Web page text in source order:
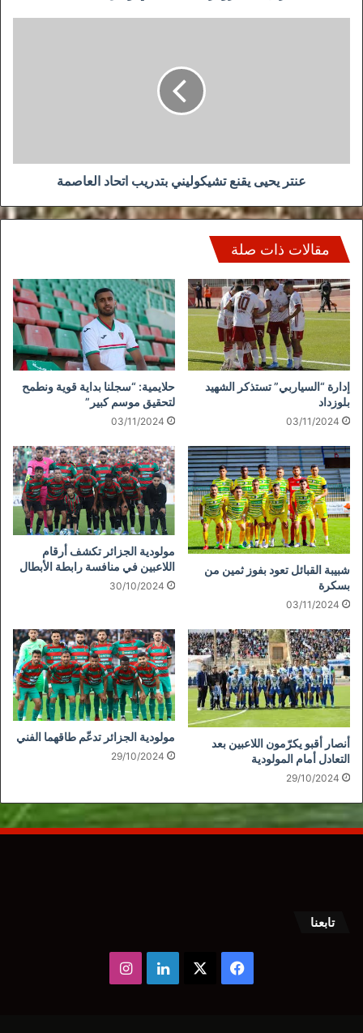
عنتر يحيى يقنع تشيكوليني بتدريب اتحاد العاصمة
مقالات ذات صلة
إدارة “السياربي” تستذكر الشهيد
بلوزداد
03/11/2024
حلايمية: “سجلنا بداية قوية ونطمح
لتحقيق موسم كبير”
03/11/2024
شبيبة القبائل تعود بفوز ثمين من
بسكرة
03/11/2024
مولودية الجزائر تكشف أرقام
اللاعبين في منافسة رابطة الأبطال
30/10/2024
أنصار أقبو يكرّمون اللاعبين بعد
التعادل أمام المولودية
29/10/2024
مولودية الجزائر تدعّم طاقهما الفني
29/10/2024
تابعنا
فيسبوك لينكدإنانستقرام